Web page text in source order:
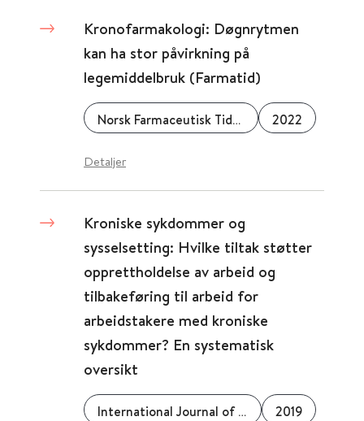
Kronofarmakologi: Døgnrytmen
kan ha stor påvirkning på
legemiddelbruk (Farmatid)
Norsk Farmaceutisk Tidsskrift 2022
Detaljer
Kroniske sykdommer og
sysselsetting: Hvilke tiltak støtter
opprettholdelse av arbeid og
tilbakeføring til arbeid for
arbeidstakere med kroniske
sykdommer? En systematisk
oversikt
International Journal of Environmental Research and Public Health 2019